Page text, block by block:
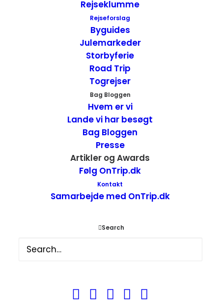
Rejseklumme
Rejseforslag
Byguides
Julemarkeder
Storbyferie
Road Trip
Togrejser
Bag Bloggen
Hvem er vi
Lande vi har besøgt
Bag Bloggen
Presse
Artikler og Awards
Følg OnTrip.dk
Kontakt
Samarbejde med OnTrip.dk
Search
sådan planlægger du.
Smuk natur og et imponerende
dyresceneri i South Dakota.
Travelmarket.dkRejsebudget til Kina –
oplev Østens mystik.
Rejsebudget til Australien
Naturskønne New England
– højdepunkter og budget.
Danexplore 11 rejsebloggere fortæller: Min
fedeste road trip oplevelse i USA.
Julerejs.dk Drømmen om Paradis.
Travelmarket.dkDerfor elsker vi USA – en
kærlighedserklæring til USA
Julerejs.dk Favoritrejsemål USA.
Besøg fra OnTrip.dk
Destinavo